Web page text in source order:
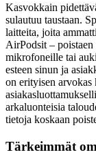
Kasvokkain
sulautuu taustaan.
laitteita, joita
AirPodsit –
mikrofoneille tai
esteen sinun ja
on erityisen arvokas
arkaluonteisia
tietoja koskaan
Tärkeimmät